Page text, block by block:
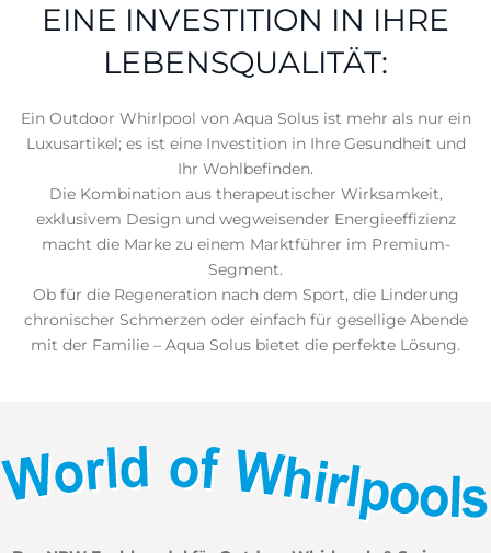
EINE INVESTITION IN IHRE
LEBENSQUALITÄT:
Ein Outdoor Whirlpool von Aqua Solus ist mehr als nur ein
Luxusartikel; es ist eine Investition in Ihre Gesundheit und
Ihr Wohlbefinden.
Die Kombination aus therapeutischer Wirksamkeit,
exklusivem Design und wegweisender Energieeffizienz
macht die Marke zu einem Marktführer im Premium-
Segment.
Ob für die Regeneration nach dem Sport, die Linderung
chronischer Schmerzen oder einfach für gesellige Abende
mit der Familie – Aqua Solus bietet die perfekte Lösung.